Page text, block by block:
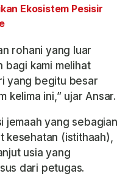
Ekosistem Pesisir
rohani yang luar
bagi kami melihat
yang begitu besar
kelima ini,” ujar Ansar.
jemaah yang sebagian
kesehatan (istithaah),
usia yang
dari petugas.